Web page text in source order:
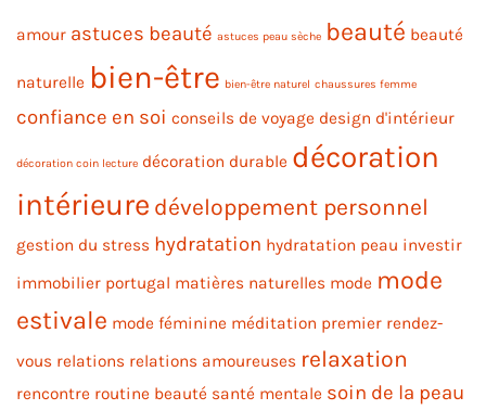
amour astuces beauté astuces peau sèche beauté beauté
naturelle bien-être bien-être naturel chaussures femme
confiance en soi conseils de voyage design d'intérieur
décoration coin lecture décoration durable décoration
intérieure développement personnel
gestion du stress hydratation hydratation peau investir
immobilier portugal matières naturelles mode mode
estivale mode féminine méditation premier rendez-
vous relations relations amoureuses relaxation
rencontre routine beauté santé mentale soin de la peau